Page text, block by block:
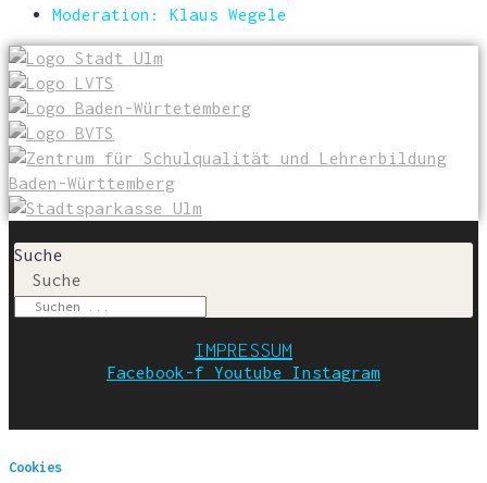
Mode­ra­ti­on: Klaus Wegele
Suche
Suche
IMPRESSUM
Facebook-f Youtube Instagram
Cookies